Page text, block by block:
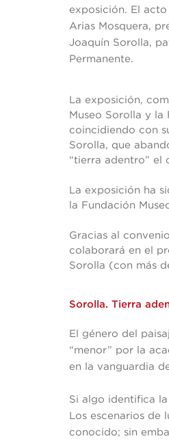
exposición. El
Arias Mosquera,
Joaquín Sorolla,
Permanente.
La exposición,
Museo Sorolla y la
coincidiendo con
Sorolla, que
“tierra adentro” el
La exposición ha
la Fundación
Gracias al
colaborará en el
Sorolla (con más
Sorolla. Tierra
El género del
“menor” por la
en la vanguardia
Si algo identifica
Los escenarios de
conocido; sin